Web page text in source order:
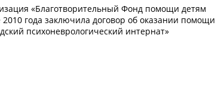
«Благотворительный Фонд помощи детям
года заключила договор об оказании помощи
психоневрологический интернат»